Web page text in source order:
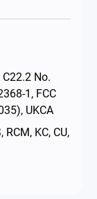
No.
1, FCC
UKCA
KC, CU,